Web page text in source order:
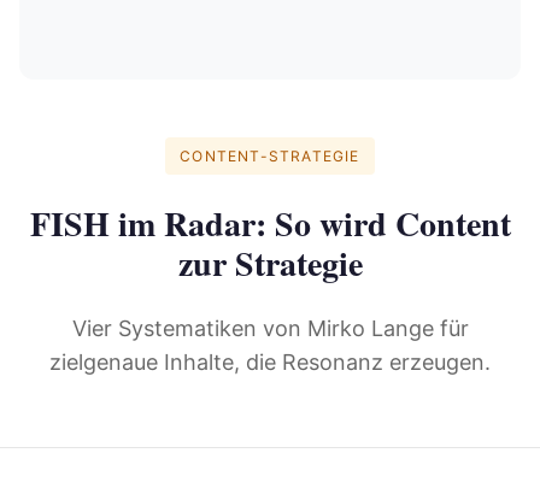
CONTENT-STRATEGIE
FISH im Radar: So wird Content
zur Strategie
Vier Systematiken von Mirko Lange für
zielgenaue Inhalte, die Resonanz erzeugen.